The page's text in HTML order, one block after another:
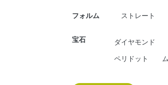
フォルム ストレート
宝石 ダイヤモンド
ペリドット